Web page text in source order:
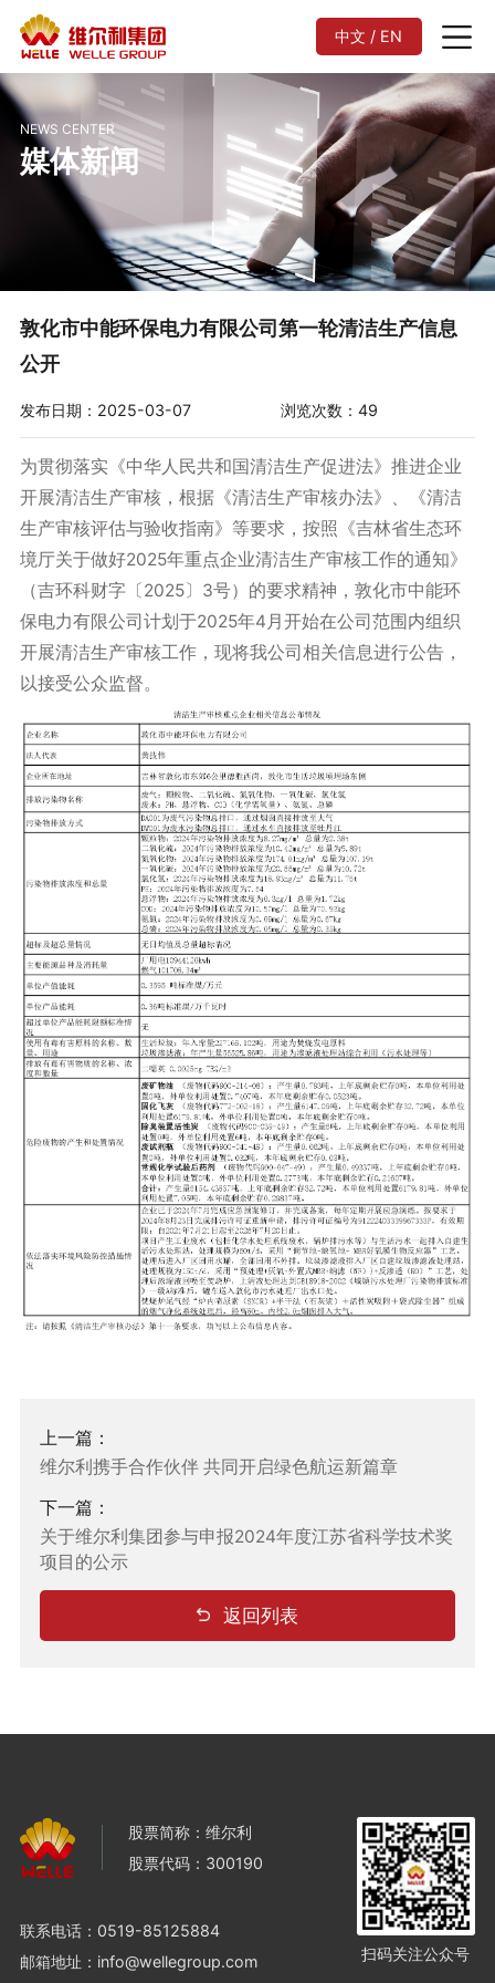
中文 / EN
NEWS CENTER
媒体新闻
敦化市中能环保电力有限公司第一轮清洁生产信息
公开
发布日期：2025-03-07 浏览次数：49
为贯彻落实《中华人民共和国清洁生产促进法》推进企业
开展清洁生产审核，根据《清洁生产审核办法》、《清洁
生产审核评估与验收指南》等要求，按照《吉林省生态环
境厅关于做好2025年重点企业清洁生产审核工作的通知》
（吉环科财字〔2025〕3号）的要求精神，敦化市中能环
保电力有限公司计划于2025年4月开始在公司范围内组织
开展清洁生产审核工作，现将我公司相关信息进行公告，
以接受公众监督。
上一篇：
维尔利携手合作伙伴 共同开启绿色航运新篇章
下一篇：
关于维尔利集团参与申报2024年度江苏省科学技术奖
项目的公示
返回列表
股票简称：维尔利
股票代码：300190
扫码关注公众号
联系电话： 0519-85125884
邮箱地址：info@wellegroup.com